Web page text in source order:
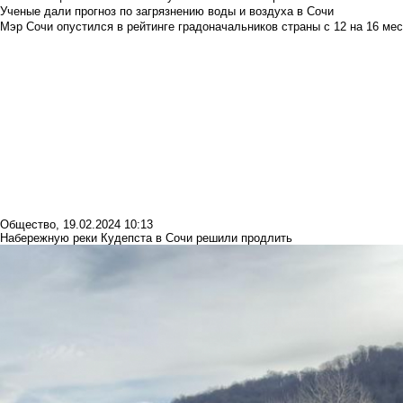
Ученые дали прогноз по загрязнению воды и воздуха в Сочи
Мэр Сочи опустился в рейтинге градоначальников страны с 12 на 16
Общество, 19.02.2024 10:13
Набережную реки Кудепста в Сочи решили продлить